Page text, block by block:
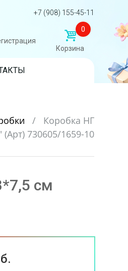
+7 (908) 155-45-11
0
Корзина
/
Коробка НГ
730605/1659-10
см